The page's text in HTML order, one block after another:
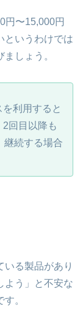
円〜15,000円
というわけでは
しょう。
利用すると
回目以降も
継続する場合
る製品があり
よう」と不安な
。